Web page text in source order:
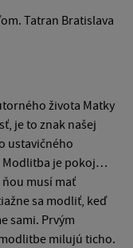
Tatran Bratislava
života Matky
je to znak našej
ustavičného
je pokoj…
musí mať
sa modliť, keď
sami. Prvým
milujú ticho.